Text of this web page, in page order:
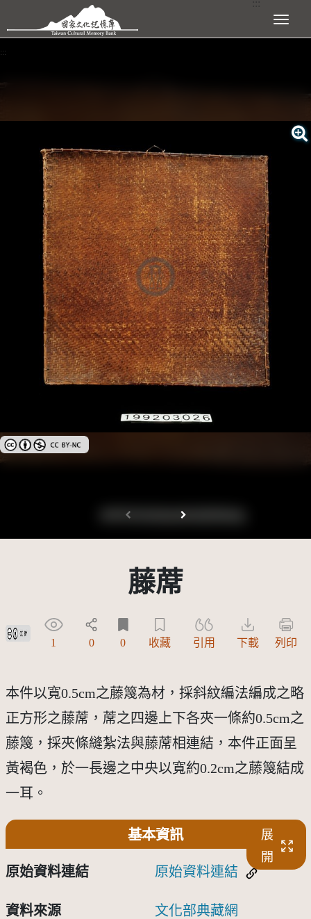
跳到主要內容區塊 展開選單
:::
創用CC姓名標示-非商業性 3.0 台灣及其後版本(CC BY-NC 3.0 TW +)
藤蓆
創用CC姓名標示 3.0 台灣及其後版本(CC BY 3.0 TW +)
1 0 0 收藏 引用 下載 列印
本件以寬0.5cm之藤篾為材，採斜紋編法編成之略
正方形之藤蓆，蓆之四邊上下各夾一條約0.5cm之
藤篾，採夾條縫紮法與藤蓆相連結，本件正面呈
黃褐色，於一長邊之中央以寬約0.2cm之藤篾結成
一耳。
基本資訊
展
開
原始資料連結 原始資料連結
資料來源 文化部典藏網